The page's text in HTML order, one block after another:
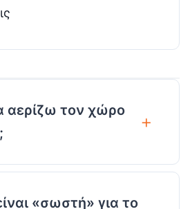
αερίζω τον χώρο
«σωστή» για το